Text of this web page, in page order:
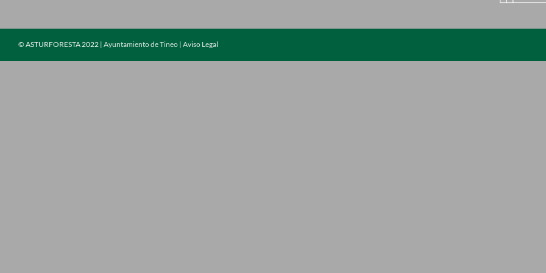
© ASTURFORESTA 2022 | Ayuntamiento de Tineo | Aviso Legal